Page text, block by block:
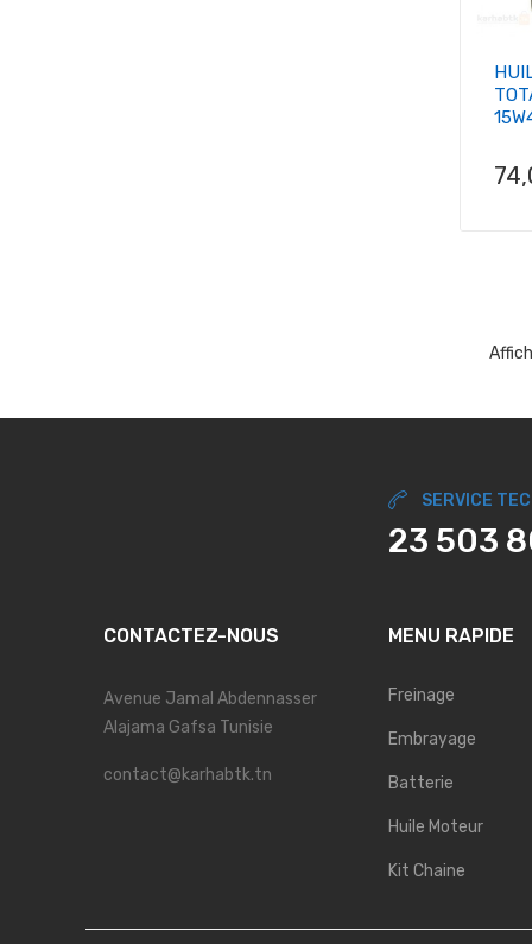
SERVICE
23 503
CONTACTEZ-NOUS
Avenue Jamal Abdennasser
Alajama Gafsa Tunisie
contact@karhabtk.tn
MENU RAPIDE
Freinage
Embrayage
Batterie
Huile Moteur
Kit Chaine